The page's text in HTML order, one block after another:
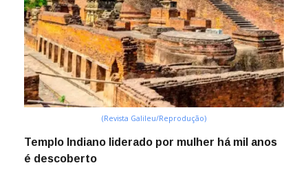
(Revista Galileu/Reprodução)
Templo Indiano liderado por mulher há mil anos
é descoberto